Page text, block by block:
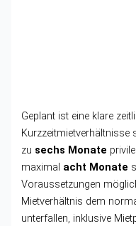
Geplant ist eine klare
zu sechs Monate
maximal acht Monate
Voraussetzungen
Mietverhältnis dem
unterfallen, inklusive